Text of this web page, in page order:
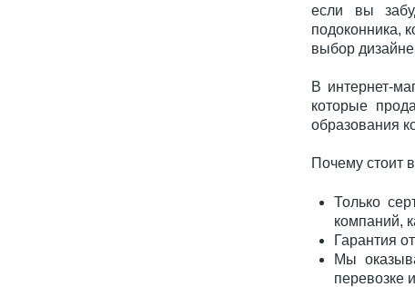
если вы
подоконника,
выбор
В интернет-
которые
образования
Почему стоит
Только
компаний,
Гарантия
Мы
перевозке